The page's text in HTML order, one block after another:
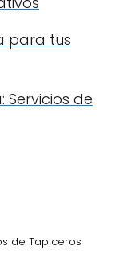
para tus
Servicios de
de Tapiceros